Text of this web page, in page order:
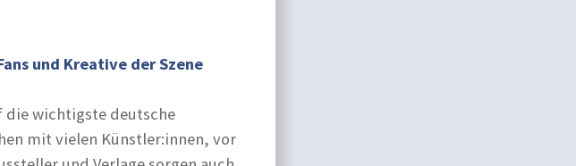
und Kreative der Szene
die wichtigste deutsche
mit vielen Künstler:innen, vor